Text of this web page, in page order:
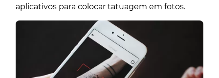
aplicativos para colocar tatuagem em fotos.